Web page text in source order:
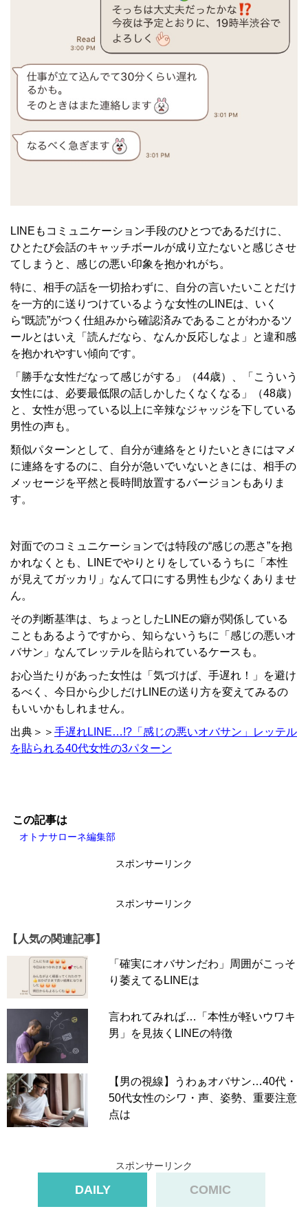
LINEもコミュニケーション手段のひとつであるだけに、
ひとたび会話のキャッチボールが成り立たないと感じさせ
てしまうと、感じの悪い印象を抱かれがち。
特に、相手の話を一切拾わずに、自分の言いたいことだけ
を一方的に送りつけているような女性のLINEは、いく
ら“既読”がつく仕組みから確認済みであることがわかるツ
ールとはいえ「読んだなら、なんか反応しなよ」と違和感
を抱かれやすい傾向です。
「勝手な女性だなって感じがする」（44歳）、「こういう
女性には、必要最低限の話しかしたくなくなる」（48歳）
と、女性が思っている以上に辛辣なジャッジを下している
男性の声も。
類似パターンとして、自分が連絡をとりたいときにはマメ
に連絡をするのに、自分が急いでいないときには、相手の
メッセージを平然と長時間放置するバージョンもありま
す。
対面でのコミュニケーションでは特段の“感じの悪さ”を抱
かれなくとも、LINEでやりとりをしているうちに「本性
が見えてガッカリ」なんて口にする男性も少なくありませ
ん。
その判断基準は、ちょっとしたLINEの癖が関係している
こともあるようですから、知らないうちに「感じの悪いオ
バサン」なんてレッテルを貼られているケースも。
お心当たりがあった女性は「気づけば、手遅れ！」を避け
るべく、今日から少しだけLINEの送り方を変えてみるの
もいいかもしれません。
出典＞＞ 手遅れLINE…!?「感じの悪いオバサン」レッテル
を貼られる40代女性の3パターン
この記事は
オトナサローネ編集部
スポンサーリンク
スポンサーリンク
【人気の関連記事】
「確実にオバサンだわ」周囲がこっそ
り萎えてるLINEは
言われてみれば…「本性が軽いウワキ
男」を見抜くLINEの特徴
【男の視線】うわぁオバサン…40代・
50代女性のシワ・声、姿勢、重要注意
点は
スポンサーリンク
DAILY COMIC